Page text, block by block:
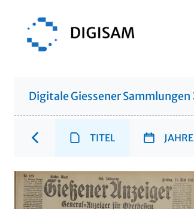
Digitale Giessener Sammlungen
TITEL JAHRE